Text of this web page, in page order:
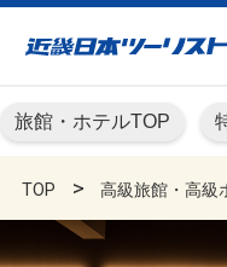
旅館・ホテルTOP
TOP 高級旅館・高級